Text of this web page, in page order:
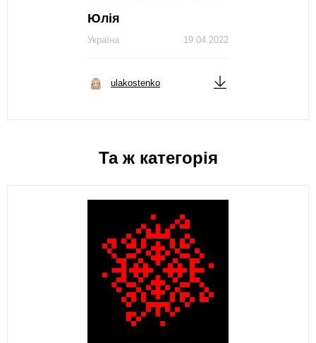
Юлія
19.04.2022
Україна
ulakostenko
Та ж категорія